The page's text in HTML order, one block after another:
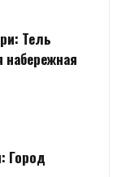
Тель
набережная
Город